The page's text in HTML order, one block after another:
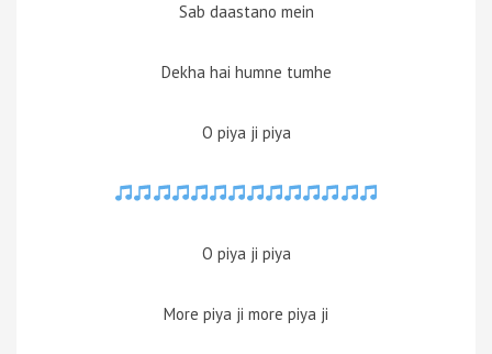
Sab daastano mein
Dekha hai humne tumhe
O piya ji piya
O piya ji piya
More piya ji more piya ji